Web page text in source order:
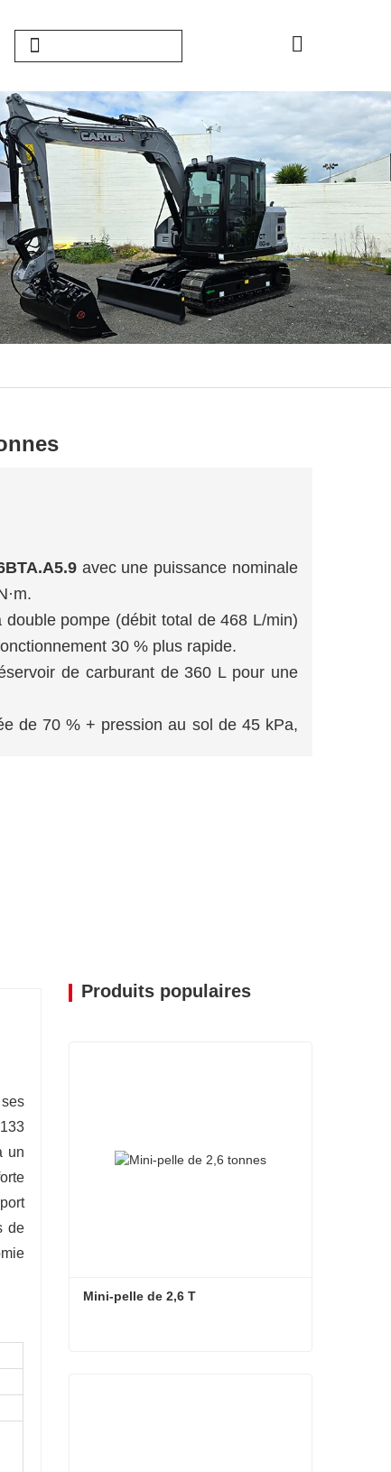
avec une puissance nominale
pompe (débit total de 468 L/min)
30 % plus rapide.
de carburant de 360 L pour une
de 70 % + pression au sol de 45 kPa,
FOPS avec siège à suspension
un
de
Produits populaires
Mini-pelle de 2,6 T